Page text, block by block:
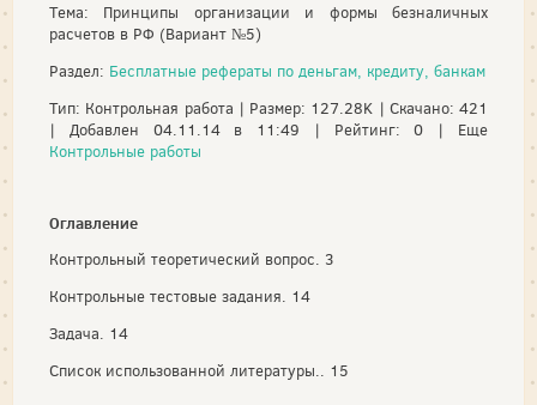
Тема: Принципы организации и формы безналичных
расчетов в РФ (Вариант №5)
Раздел: Бесплатные рефераты по деньгам, кредиту, банкам
Тип: Контрольная работа | Размер: 127.28K | Скачано: 421
| Добавлен 04.11.14 в 11:49 | Рейтинг: 0 | Еще
Контрольные работы
Оглавление
Контрольный теоретический вопрос. 3
Контрольные тестовые задания. 14
Задача. 14
Список использованной литературы.. 15